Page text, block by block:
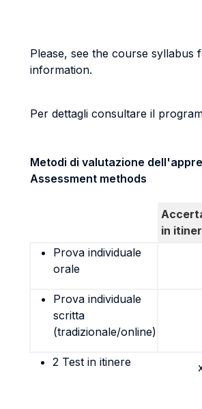
Please, see the course syllabus
information.
Per dettagli consultare il
Metodi di valutazione
Assessment methods
in
Prova individuale
orale
Prova individuale
scritta
(tradizionale/online)
2 Test in itinere